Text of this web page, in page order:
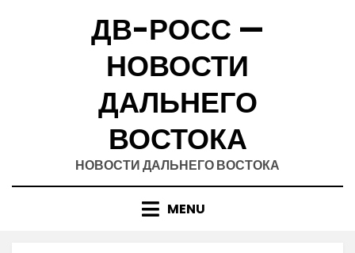
ДВ-РОСС —
НОВОСТИ
ДАЛЬНЕГО
ВОСТОКА
НОВОСТИ ДАЛЬНЕГО ВОСТОКА
MENU